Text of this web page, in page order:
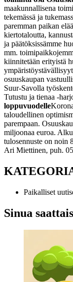
maakunnallisena
tekemässä ja
paremman paikan
kiertotaloutta,
ja päätöksissämme
mm.
kiinnitetään erityistä
osuuskaupan
Suur-Savolla
Tutustu ja tienaa
loppuvuodelle
taloudellinen
parempaan.
miljoonaa euroa.
tulosennuste on noin
Ari Miettinen, puh.
Paikalliset
Sinua